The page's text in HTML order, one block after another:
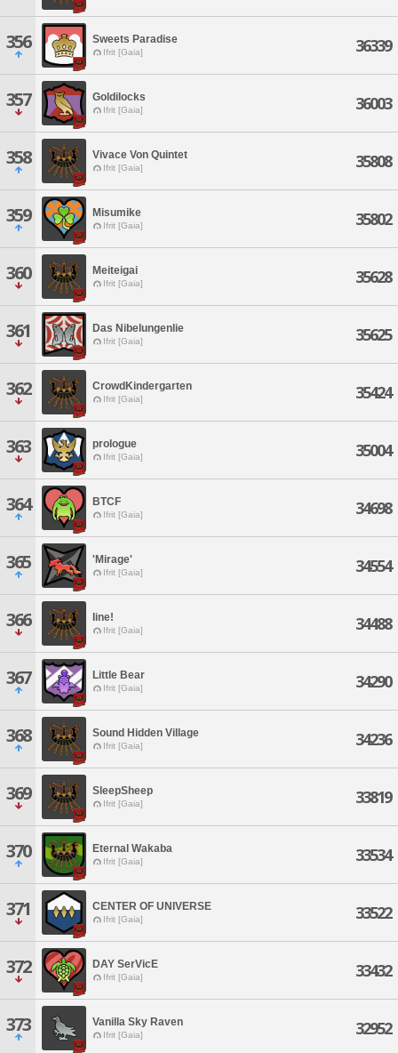
356 Sweets Paradise
Ifrit [Gaia] 36339
357 Goldilocks
Ifrit [Gaia] 36003
358 Vivace Von Quintet
Ifrit [Gaia] 35808
359 Misumike
Ifrit [Gaia] 35802
360 Meiteigai
Ifrit [Gaia] 35628
361 Das Nibelungenlie
Ifrit [Gaia] 35625
362 CrowdKindergarten
Ifrit [Gaia] 35424
363 prologue
Ifrit [Gaia] 35004
364 BTCF
Ifrit [Gaia] 34698
365 'Mirage'
Ifrit [Gaia] 34554
366 Iine!
Ifrit [Gaia] 34488
367 Little Bear
Ifrit [Gaia] 34290
368 Sound Hidden Village
Ifrit [Gaia] 34236
369 SleepSheep
Ifrit [Gaia] 33819
370 Eternal Wakaba
Ifrit [Gaia] 33534
371 CENTER OF UNIVERSE
Ifrit [Gaia] 33522
372 DAY SerVicE
Ifrit [Gaia] 33432
373 Vanilla Sky Raven
Ifrit [Gaia] 32952